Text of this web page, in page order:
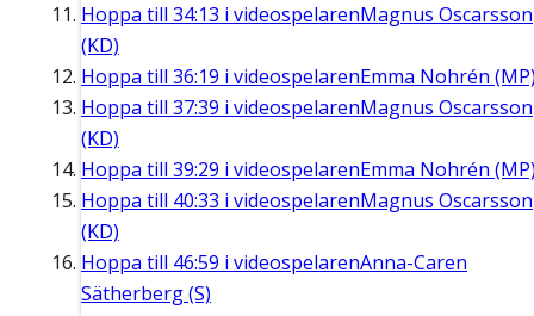
Hoppa till 34:13 i videospelarenMagnus Oscarsson
(KD)
Hoppa till 36:19 i videospelarenEmma Nohrén
Hoppa till 37:39 i videospelarenMagnus Oscarsson
(KD)
Hoppa till 39:29 i videospelarenEmma Nohrén
Hoppa till 40:33 i videospelarenMagnus Oscarsson
(KD)
Hoppa till 46:59 i videospelarenAnna-Caren
Sätherberg (S)